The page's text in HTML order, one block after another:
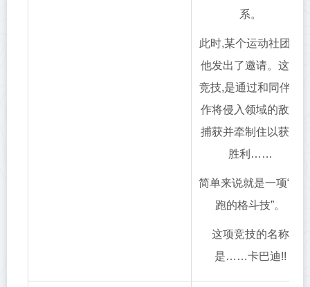
系。
此时,某个运动社团向
他发出了邀请。这项
竞技,是通过和同伴合
作将侵入领域的敌方
捕获并牵制住以获得
胜利……
简单来说就是一项“奔
跑的格斗技”。
这项竞技的名称
是……卡巴迪!!